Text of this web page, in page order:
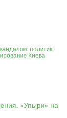
политик
Киева